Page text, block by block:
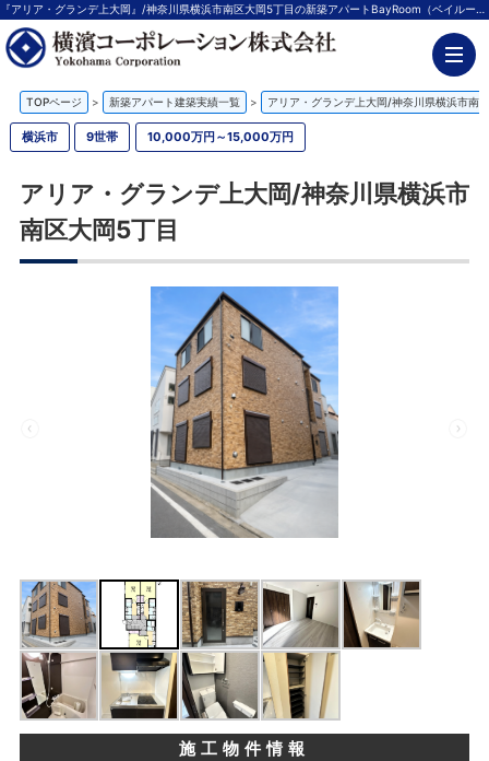
『アリア・グランデ上大岡』/神奈川県横浜市南区大岡5丁目の新築アパートBayRoom（ベイルーム）建築事例 | 神奈川の不動産投資、新築アパート経営は横濱コーポレーション
TOPページ > 新築アパート建築実績一覧 > アリア・グランデ上大岡/神奈川県横浜市南
横浜市 9世帯 10,000万円～15,000万円
アリア・グランデ上大岡/神奈川県横浜市
南区大岡5丁目
施工物件情報